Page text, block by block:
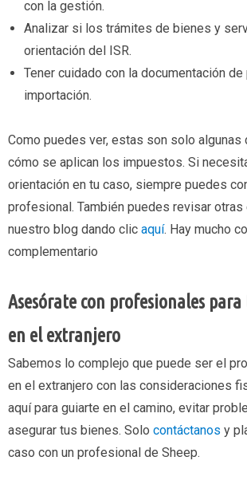
con la gestión.
Analizar si los trámites de bienes y
orientación del ISR.
Tener cuidado con la documentación
importación.
Como puedes ver, estas son solo algunas
cómo se aplican los impuestos. Si
orientación en tu caso, siempre puedes
profesional. También puedes revisar otras
nuestro blog dando clic aquí. Hay mucho
complementario
Asesórate con profesionales
en el extranjero
Sabemos lo complejo que puede ser el
en el extranjero con las consideraciones
aquí para guiarte en el camino, evitar
asegurar tus bienes. Solo contáctanos y
caso con un profesional de Sheep.